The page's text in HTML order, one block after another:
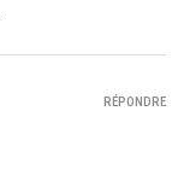
RÉPONDRE